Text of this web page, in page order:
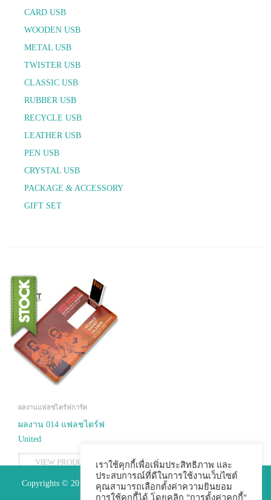
CARD USB
WOODEN USB
METAL USB
TWISTER USB
CLASSIC USB
RUBBER USB
RECYCLE USB
LEATHER USB
PEN USB
CRYSTAL USB
PACKAGE & ACCESSORY
GIFT SET
ผลงานแฟลชไดร์ฟการ์ด
ผลงาน 014 แฟลชไดร์ฟ
United
VIEW PRODUCTS
Copyrights © 2015 Premium Perfect Co.,ltd. All Rights Reserved.
เราใช้คุกกี้เพื่อเพิ่มประสิทธิภาพ และ
ประสบการณ์ที่ดีในการใช้งานเว็บไซต์
คุณสามารถเลือกตั้งค่าความยินยอม
การใช้คุกกี้ได้ โดยคลิก "การตั้งค่าคุกกี้"